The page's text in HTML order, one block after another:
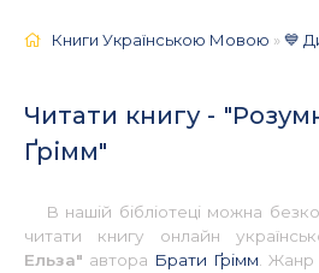
Книги Українською Мовою »💙
Читати книгу -
Ґрімм"
В нашій бібліотеці можна
читати книгу онлайн
Ельза" автора Брати Ґрімм .